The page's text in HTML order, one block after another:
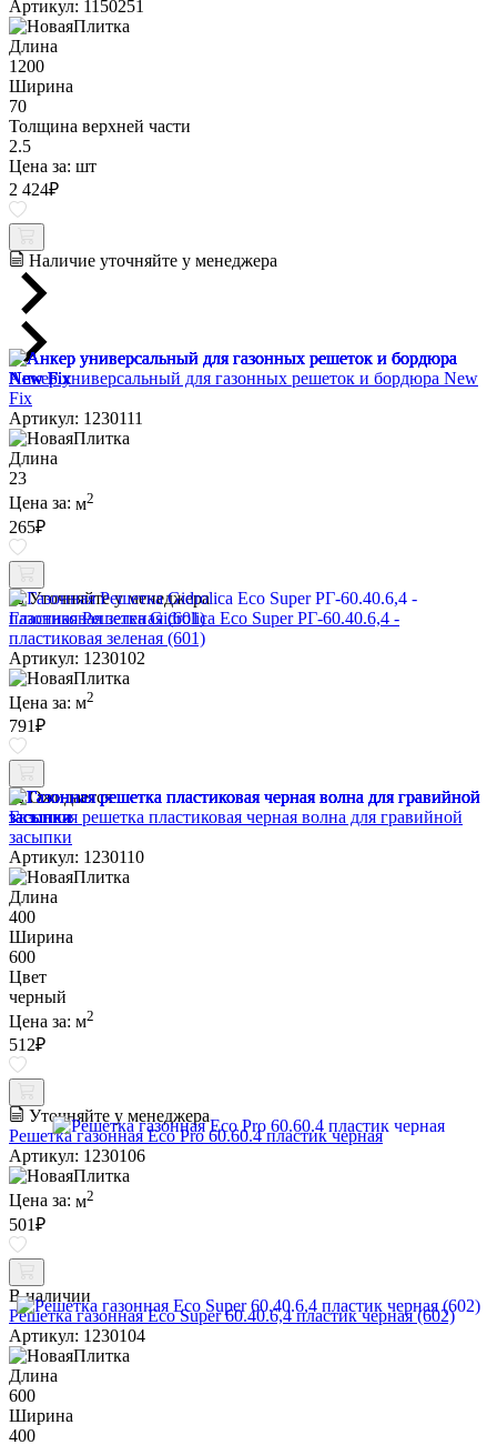
Артикул: 1150251
Длина
1200
Ширина
70
Толщина верхней части
2.5
Цена за: шт
2 424₽
Наличие уточняйте у менеджера
Анкер универсальный для газонных решеток и бордюра New
Fix
Артикул: 1230111
Длина
23
Цена за: м2
265₽
Уточняйте у менеджера
Газонная Решетка Gidrolica Eco Super РГ-60.40.6,4 -
пластиковая зеленая (601)
Артикул: 1230102
Цена за: м2
791₽
Ожидается
Газонная решетка пластиковая черная волна для гравийной
засыпки
Артикул: 1230110
Длина
400
Ширина
600
Цвет
черный
Цена за: м2
512₽
Уточняйте у менеджера
Решетка газонная Eco Pro 60.60.4 пластик черная
Артикул: 1230106
Цена за: м2
501₽
В наличии
Решетка газонная Eco Super 60.40.6,4 пластик черная (602)
Артикул: 1230104
Длина
600
Ширина
400